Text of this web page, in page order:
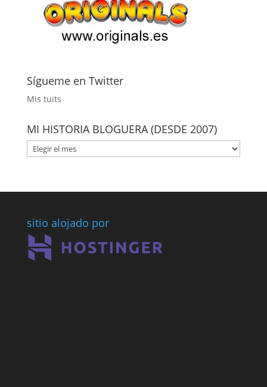
Sígueme en Twitter
Mis tuits
MI HISTORIA BLOGUERA (DESDE 2007)
MI
HISTORIA
sitio alojado por